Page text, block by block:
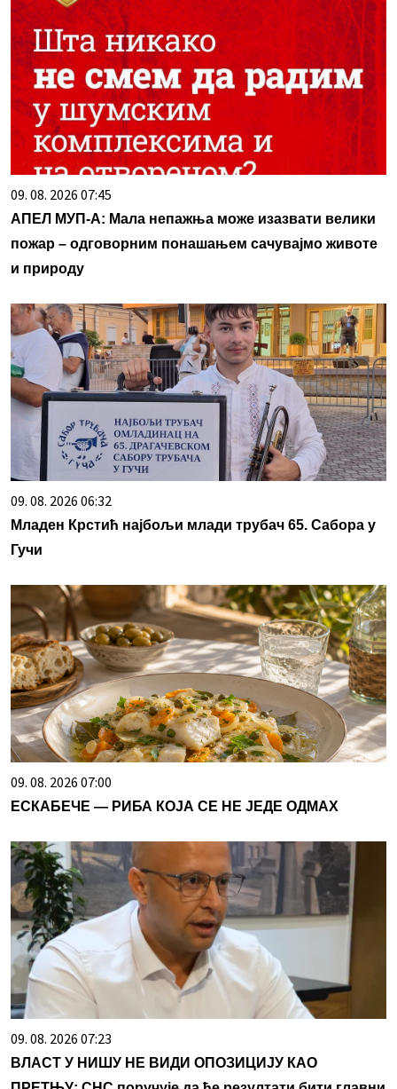
09. 08. 2026 07:45
АПЕЛ МУП-А: Мала непажња може изазвати велики
пожар – одговорним понашањем сачувајмо животе
и природу
09. 08. 2026 06:32
Младен Крстић најбољи млади трубач 65. Сабора у
Гучи
09. 08. 2026 07:00
ЕСКАБЕЧЕ — РИБА КОЈА СЕ НЕ ЈЕДЕ ОДМАХ
09. 08. 2026 07:23
ВЛАСТ У НИШУ НЕ ВИДИ ОПОЗИЦИЈУ КАО